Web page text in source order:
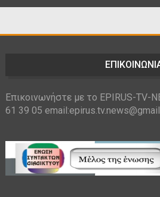
Επικοινωνήστε με το EPIRUS-TV-
61 39 05